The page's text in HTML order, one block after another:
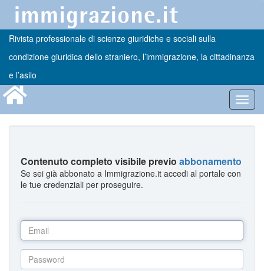
Rivista professionale di scienze giuridiche e sociali sulla
condizione giuridica dello straniero, l’immigrazione, la cittadinanza
e l’asilo
Contenuto completo visibile previo abbonamento
Se sei già abbonato a Immigrazione.it accedi al portale con
le tue credenziali per proseguire.